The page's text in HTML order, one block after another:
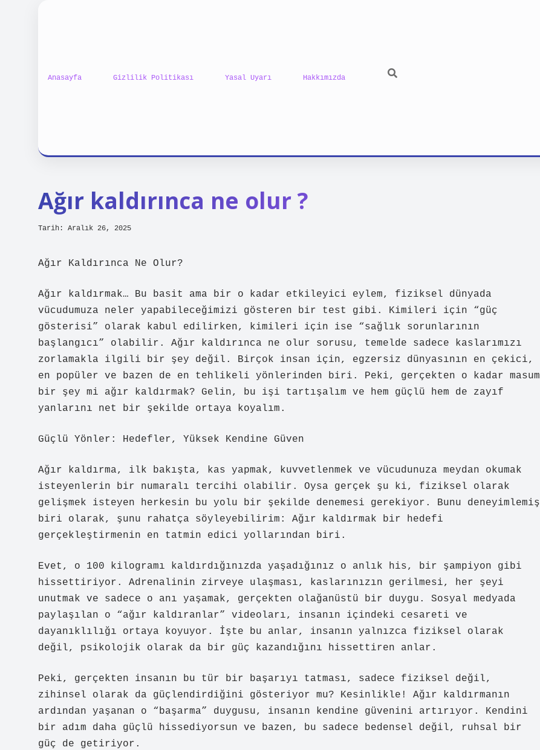
Anasayfa Gizlilik Politikası Yasal Uyarı Hakkımızda
Ağır kaldırınca ne olur ?
Tarih: Aralık 26, 2025
Ağır Kaldırınca Ne Olur?
Ağır kaldırmak… Bu basit ama bir o kadar etkileyici eylem, fiziksel dünyada
vücudumuza neler yapabileceğimizi gösteren bir test gibi. Kimileri için “güç
gösterisi” olarak kabul edilirken, kimileri için ise “sağlık sorunlarının
başlangıcı” olabilir. Ağır kaldırınca ne olur sorusu, temelde sadece kaslarımızı
zorlamakla ilgili bir şey değil. Birçok insan için, egzersiz dünyasının en çekici,
en popüler ve bazen de en tehlikeli yönlerinden biri. Peki, gerçekten o kadar masum
bir şey mi ağır kaldırmak? Gelin, bu işi tartışalım ve hem güçlü hem de zayıf
yanlarını net bir şekilde ortaya koyalım.
Güçlü Yönler: Hedefler, Yüksek Kendine Güven
Ağır kaldırma, ilk bakışta, kas yapmak, kuvvetlenmek ve vücudunuza meydan okumak
isteyenlerin bir numaralı tercihi olabilir. Oysa gerçek şu ki, fiziksel olarak
gelişmek isteyen herkesin bu yolu bir şekilde denemesi gerekiyor. Bunu deneyimlemiş
biri olarak, şunu rahatça söyleyebilirim: Ağır kaldırmak bir hedefi
gerçekleştirmenin en tatmin edici yollarından biri.
Evet, o 100 kilogramı kaldırdığınızda yaşadığınız o anlık his, bir şampiyon gibi
hissettiriyor. Adrenalinin zirveye ulaşması, kaslarınızın gerilmesi, her şeyi
unutmak ve sadece o anı yaşamak, gerçekten olağanüstü bir duygu. Sosyal medyada
paylaşılan o “ağır kaldıranlar” videoları, insanın içindeki cesareti ve
dayanıklılığı ortaya koyuyor. İşte bu anlar, insanın yalnızca fiziksel olarak
değil, psikolojik olarak da bir güç kazandığını hissettiren anlar.
Peki, gerçekten insanın bu tür bir başarıyı tatması, sadece fiziksel değil,
zihinsel olarak da güçlendirdiğini gösteriyor mu? Kesinlikle! Ağır kaldırmanın
ardından yaşanan o “başarma” duygusu, insanın kendine güvenini artırıyor. Kendini
bir adım daha güçlü hissediyorsun ve bazen, bu sadece bedensel değil, ruhsal bir
güç de getiriyor.